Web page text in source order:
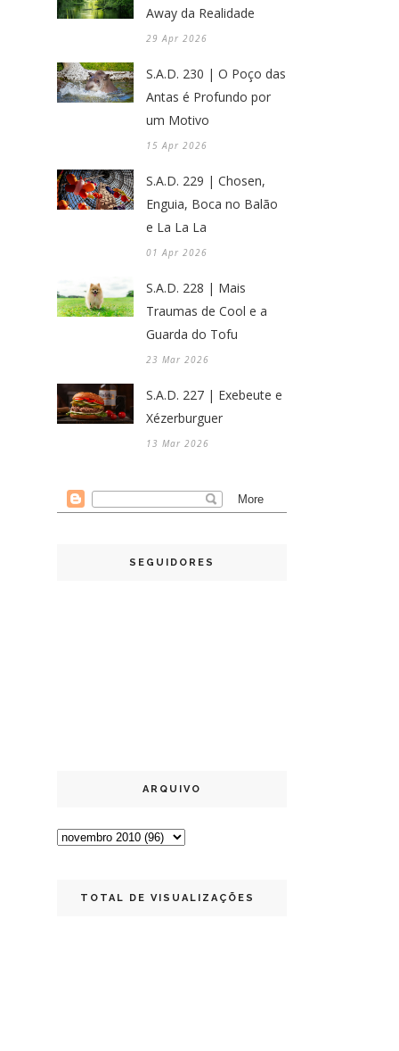
Away da Realidade
29 Apr 2026
S.A.D. 230 | O Poço das
Antas é Profundo por
um Motivo
15 Apr 2026
S.A.D. 229 | Chosen,
Enguia, Boca no Balão
e La La La
01 Apr 2026
S.A.D. 228 | Mais
Traumas de Cool e a
Guarda do Tofu
23 Mar 2026
S.A.D. 227 | Exebeute e
Xézerburguer
13 Mar 2026
SEGUIDORES
ARQUIVO
TOTAL DE VISUALIZAÇÕES